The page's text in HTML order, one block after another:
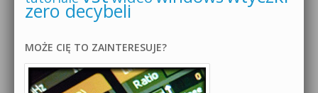
zero decybeli
MOŻE CIĘ TO ZAINTERESUJE?